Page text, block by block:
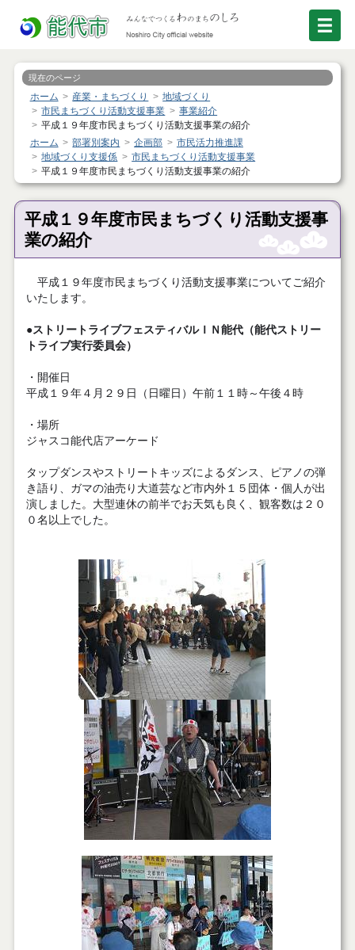
現在のページ
ホーム 産業・まちづくり
地域づくり
市民まちづくり活動支援事業
事業紹介
平成１９年度市民まちづくり活動支援事業の紹介
ホーム
部署別案内 企画部
市民活力推進課
地域づくり支援係
市民まちづくり活動支援事業
平成１９年度市民まちづくり活動支援事業の紹介
平成１９年度市民まちづくり活動支援事
業の紹介
平成１９年度市民まちづくり活動支援事業についてご紹介
いたします。
●ストリートライブフェスティバルＩＮ能代（能代ストリー
トライブ実行委員会）
・開催日
平成１９年４月２９日（日曜日）午前１１時～午後４時
・場所
ジャスコ能代店アーケード
タップダンスやストリートキッズによるダンス、ピアノの弾
き語り、ガマの油売り大道芸など市内外１５団体・個人が出
演しました。大型連休の前半でお天気も良く、観客数は２０
０名以上でした。